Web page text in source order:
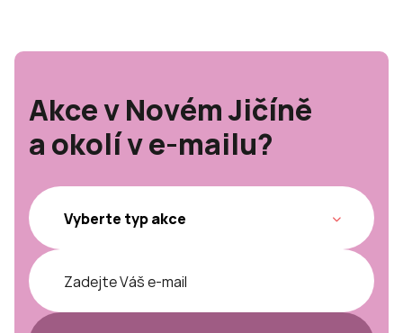
Akce v Novém Jičíně
a okolí v e-mailu?